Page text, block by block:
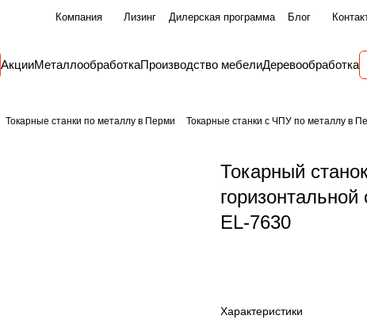
Компания Лизинг Дилерская программа Блог
АкцииМеталлообработкаПроизводство мебелиДеревообработка
Токарные станки по металлу в Перми Токарные станки с ЧПУ по металлу в
Токарный
EL-7630
Характеристики